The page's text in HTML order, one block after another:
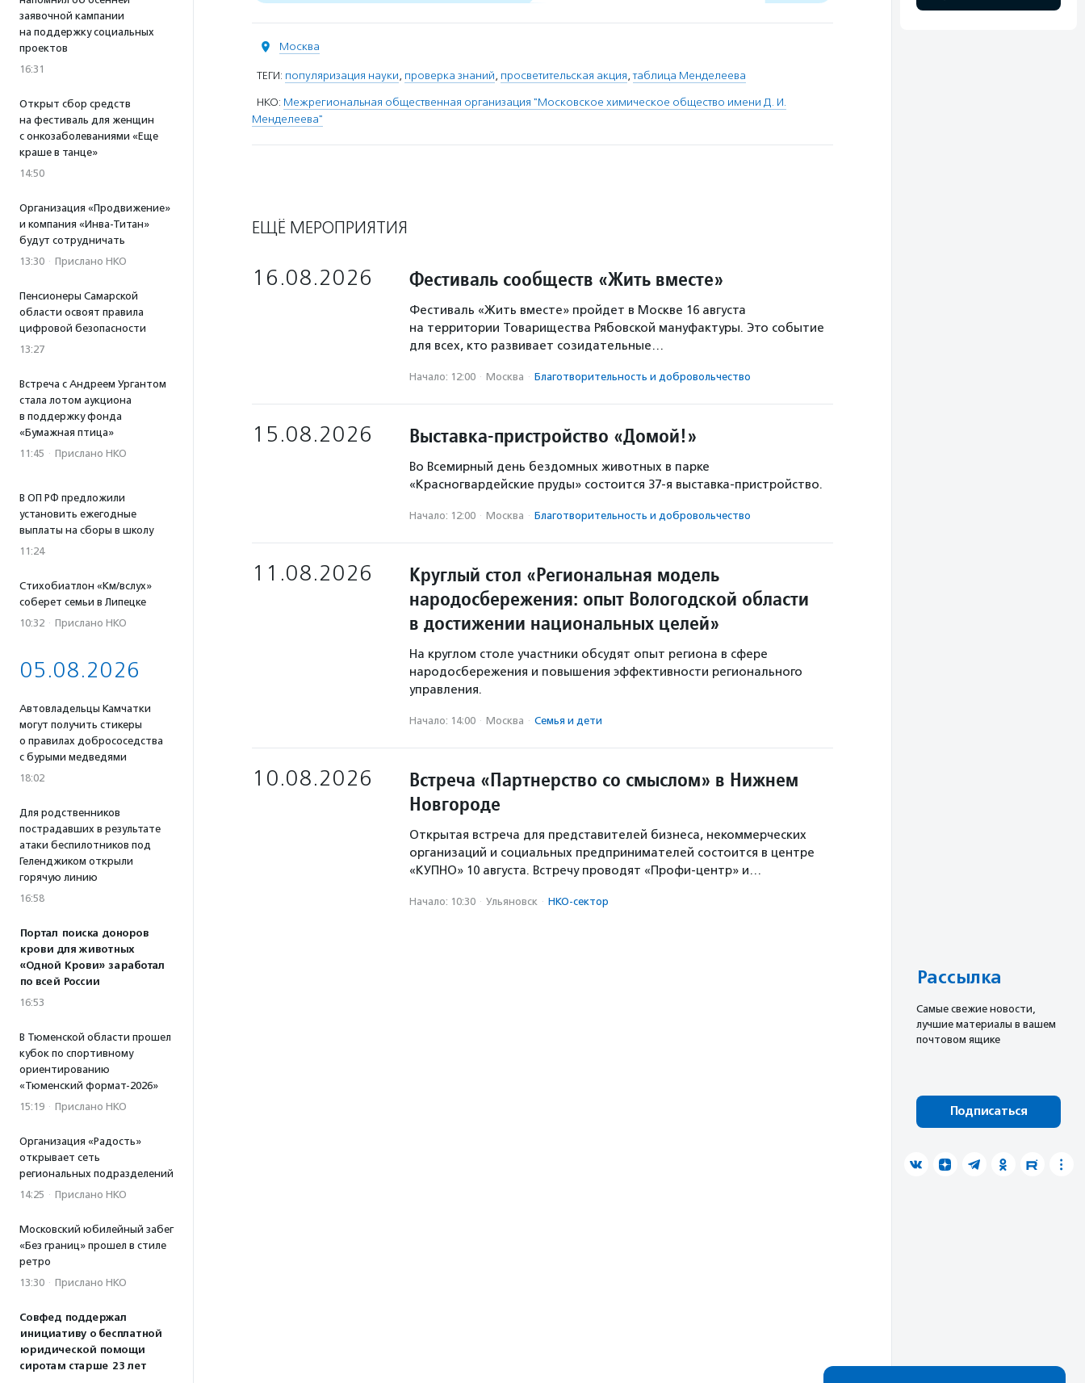
заявочной кампании
на поддержку социальных
проектов
16:31
Открыт сбор средств
на фестиваль для женщин
с онкозаболеваниями «Еще
краше в танце»
14:50
Организация «Продвижение»
и компания «Инва-Титан»
будут сотрудничать
13:30 · Прислано НКО
Пенсионеры Самарской
области освоят правила
цифровой безопасности
13:27
Встреча с Андреем Ургантом
стала лотом аукциона
в поддержку фонда
«Бумажная птица»
11:45 · Прислано НКО
В ОП РФ предложили
установить ежегодные
выплаты на сборы в школу
11:24
Стихобиатлон «Км/вслух»
соберет семьи в Липецке
10:32 · Прислано НКО
05.08.2026
Автовладельцы Камчатки
могут получить стикеры
о правилах добрососедства
с бурыми медведями
18:02
Для родственников
пострадавших в результате
атаки беспилотников под
Геленджиком открыли
горячую линию
16:58
Портал поиска доноров
крови для животных
«Одной Крови» заработал
по всей России
16:53
В Тюменской области прошел
кубок по спортивному
ориентированию
«Тюменский формат-2026»
15:19 · Прислано НКО
Организация «Радость»
открывает сеть
региональных подразделений
14:25 · Прислано НКО
Московский юбилейный забег
«Без границ» прошел в стиле
ретро
13:30 · Прислано НКО
Совфед поддержал
инициативу о бесплатной
юридической помощи
сиротам старше 23 лет
Москва
ТЕГИ: популяризация науки, проверка знаний, просветительская акция,таблица Менделеева
НКО: Межрегиональная общественная организация "Московское химическое общество имени Д. И.
Менделеева"
ЕЩЁ МЕРОПРИЯТИЯ
16.08.2026 Фестиваль сообществ «Жить вместе»
Фестиваль «Жить вместе» пройдет в Москве 16 августа
на территории Товарищества Рябовской мануфактуры. Это событие
для всех, кто развивает созидательные…
Начало: 12:00 · Москва · Благотвори­тель­ность и доброволь­чест­во
15.08.2026 Выставка-пристройство «Домой!»
Во Всемирный день бездомных животных в парке
«Красногвардейские пруды» состоится 37-я выставка-пристройство.
Начало: 12:00 · Москва · Благотвори­тель­ность и доброволь­чест­во
11.08.2026
Круглый стол «Региональная модель
народосбережения: опыт Вологодской области
в достижении национальных целей»
На круглом столе участники обсудят опыт региона в сфере
народосбережения и повышения эффективности регионального
управления.
Начало: 14:00 · Москва · Семья и дети
10.08.2026
Встреча «Партнерство со смыслом» в Нижнем
Новгороде
Открытая встреча для представителей бизнеса, некоммерческих
организаций и социальных предпринимателей состоится в центре
«КУПНО» 10 августа. Встречу проводят «Профи-центр» и…
Начало: 10:30 · Ульяновск · НКО-сектор
Рассылка
Cамые свежие новости,
лучшие материалы в вашем
почтовом ящике
Подписаться